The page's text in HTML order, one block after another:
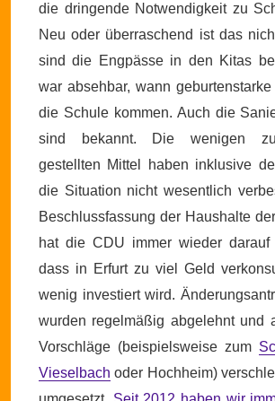
die dringende Notwendigkeit zu
Neu oder überraschend ist das
sind die Engpässe in den Kitas
war absehbar, wann
die Schule kommen. Auch die
sind bekannt. Die wenigen
gestellten Mittel haben inklusive
die Situation nicht wesentlich
Beschlussfassung der Haushalte
hat die CDU immer wieder darauf
dass in Erfurt zu viel Geld
wenig investiert wird.
wurden regelmäßig abgelehnt und
Vorschläge (beispielsweise zum
Vieselbach oder Hochheim)